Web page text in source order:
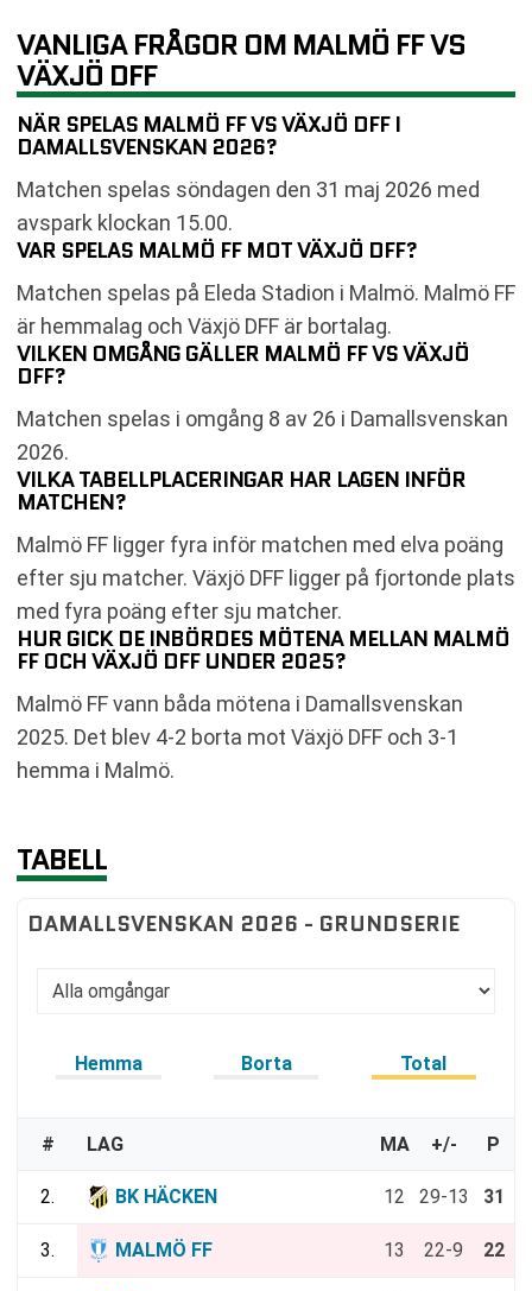
VANLIGA FRÅGOR OM MALMÖ FF VS
VÄXJÖ DFF
NÄR SPELAS MALMÖ FF VS VÄXJÖ DFF I
DAMALLSVENSKAN 2026?
Matchen spelas söndagen den 31 maj 2026 med
avspark klockan 15.00.
VAR SPELAS MALMÖ FF MOT VÄXJÖ DFF?
Matchen spelas på Eleda Stadion i Malmö. Malmö FF
är hemmalag och Växjö DFF är bortalag.
VILKEN OMGÅNG GÄLLER MALMÖ FF VS VÄXJÖ
DFF?
Matchen spelas i omgång 8 av 26 i Damallsvenskan
2026.
VILKA TABELLPLACERINGAR HAR LAGEN INFÖR
MATCHEN?
Malmö FF ligger fyra inför matchen med elva poäng
efter sju matcher. Växjö DFF ligger på fjortonde plats
med fyra poäng efter sju matcher.
HUR GICK DE INBÖRDES MÖTENA MELLAN MALMÖ
FF OCH VÄXJÖ DFF UNDER 2025?
Malmö FF vann båda mötena i Damallsvenskan
2025. Det blev 4-2 borta mot Växjö DFF och 3-1
hemma i Malmö.
TABELL
DAMALLSVENSKAN 2026 - GRUNDSERIE
Hemma Borta Total
# LAG MA +/- P
2. BK HÄCKEN 12 29-13 31
3. MALMÖ FF 13 22-9 22